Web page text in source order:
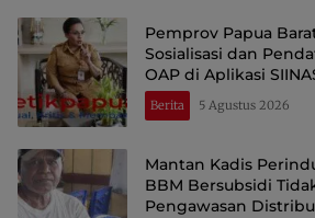
Pemprov Papua
Sosialisasi dan
OAP di Aplikasi
Berita 5 Agustus 2026
Mantan Kadis
BBM Bersubsidi
Pengawasan